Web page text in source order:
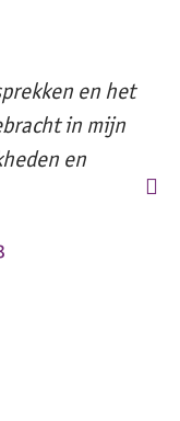
en het
in mijn
en